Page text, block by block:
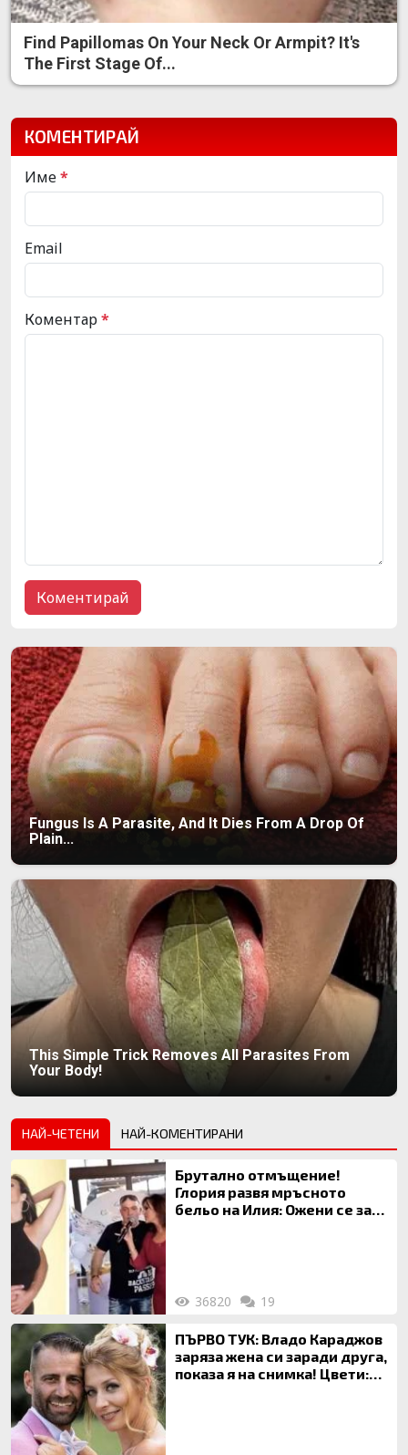
Find Papillomas On Your Neck Or Armpit? It's
The First Stage Of...
КОМЕНТИРАЙ
Име*
Email
Коментар*
Fungus Is A Parasite, And It Dies From A Drop Of
Plain...
This Simple Trick Removes All Parasites From
Your Body!
НАЙ-ЧЕТЕНИ НАЙ-КОМЕНТИРАНИ
Брутално отмъщение!
Глория развя мръсното
бельо на Илия: Ожени се за
36820 19
ПЪРВО ТУК: Владо Караджов
заряза жена си заради друга,
показа я на снимка! Цвети: